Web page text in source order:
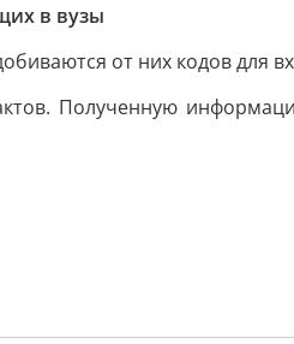
в вузы
от них кодов для
Полученную